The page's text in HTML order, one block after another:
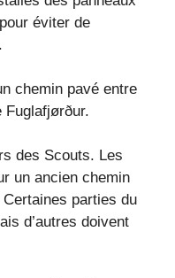
éviter de
chemin pavé entre
Fuglafjørður.
des Scouts. Les
un ancien chemin
parties du
d’autres doivent